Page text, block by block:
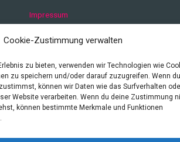
Cookie-Zustimmung verwalten
zu bieten, verwenden wir Technologien wie
zu speichern und/oder darauf zuzugreifen. Wenn du
können wir Daten wie das Surfverhalten
Website verarbeiten. Wenn du deine Zustimmung
können bestimmte Merkmale und Funktionen
Impressum
Quellen